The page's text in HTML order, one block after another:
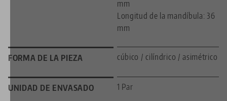
mm
Longitud de la mandíbula: 36
mm
FORMA DE LA PIEZA cúbico / cilíndrico / asimétrico
UNIDAD DE ENVASADO 1 Par